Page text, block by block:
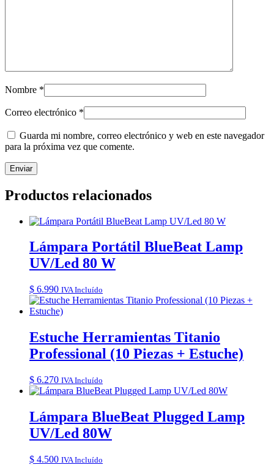
Nombre *
Correo electrónico *
Guarda mi nombre, correo electrónico y web en este navegador
para la próxima vez que comente.
Productos relacionados
Lámpara Portátil BlueBeat Lamp
UV/Led 80 W
$ 6.990 IVA Incluído
Estuche Herramientas Titanio
Professional (10 Piezas + Estuche)
$ 6.270 IVA Incluído
Lámpara BlueBeat Plugged Lamp
UV/Led 80W
$ 4.500 IVA Incluído